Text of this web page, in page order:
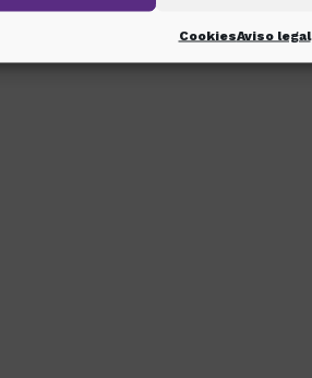
CookiesAviso legal